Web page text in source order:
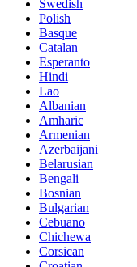
Swedish
Polish
Basque
Catalan
Esperanto
Hindi
Lao
Albanian
Amharic
Armenian
Azerbaijani
Belarusian
Bengali
Bosnian
Bulgarian
Cebuano
Chichewa
Corsican